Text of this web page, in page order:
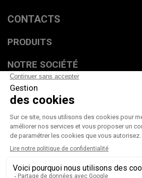
CONTACTS
PRODUITS
NOTRE SOCIÉTÉ
VOTRE COMPTE
CGV|Mentions légales
Paiement sécurisé
Télécharger notre catalogue